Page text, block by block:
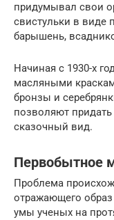
придумывал свои
свистульки в виде
барышень,
Начиная с 1930-х
масляными
бронзы и
позволяют
сказочный вид.
Первобытное
Проблема
отражающего
умы ученых на